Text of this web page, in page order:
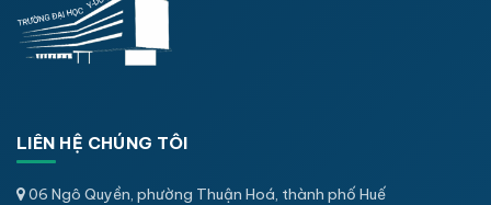
LIÊN HỆ CHÚNG TÔI
06 Ngô Quyền, phường Thuận Hoá, thành phố Huế